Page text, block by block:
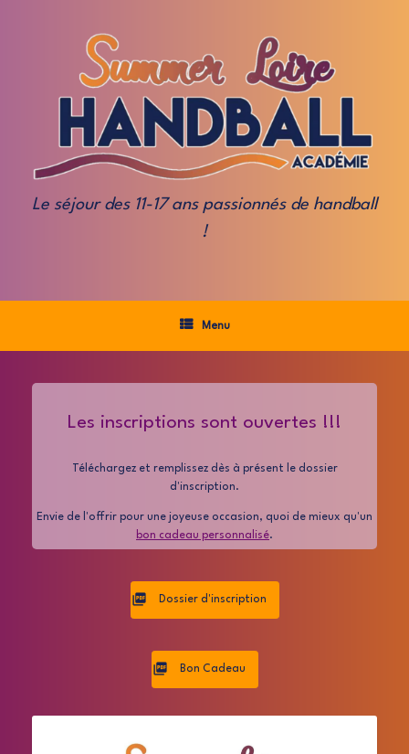
Le séjour des 11-17 ans passionnés de handball
!
Menu
Les inscriptions sont ouvertes !!!
Téléchargez et remplissez dès à présent le dossier
d'inscription.
Envie de l'offrir pour une joyeuse occasion, quoi de mieux qu'un
bon cadeau personnalisé.
Dossier d'inscription
Bon Cadeau